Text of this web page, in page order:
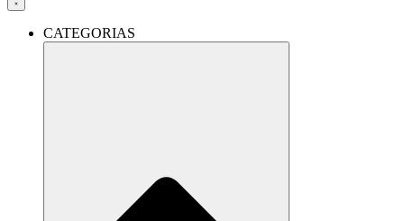
CATEGORIAS